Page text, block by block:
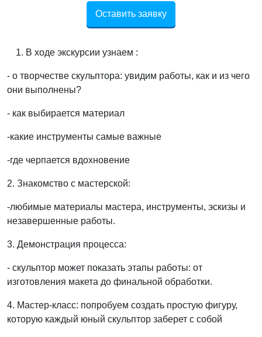
Оставить заявку
В ходе экскурсии узнаем :
- о творчестве скульптора: увидим работы, как и из чего
они выполнены?
- как выбирается материал
-какие инструменты самые важные
-где черпается вдохновение
2. Знакомство с мастерской:
-любимые материалы мастера, инструменты, эскизы и
незавершенные работы.
3. Демонстрация процесса:
- скульптор может показать этапы работы: от
изготовления макета до финальной обработки.
4. Мастер-класс: попробуем создать простую фигуру,
которую каждый юный скульптор заберет с собой